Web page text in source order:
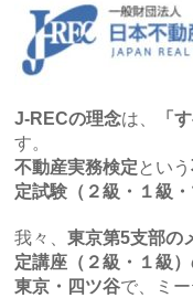
J-RECの理念は、 「
す。
不動産実務検定 という
定試験（２級・１級・
我々、東京第5支部の
定講座（２級・１級
東京・四ツ谷で、ミ